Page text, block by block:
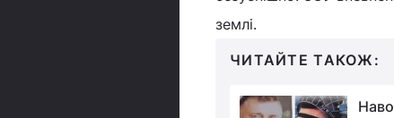
землі.
ЧИТАЙТЕ ТАКОЖ: